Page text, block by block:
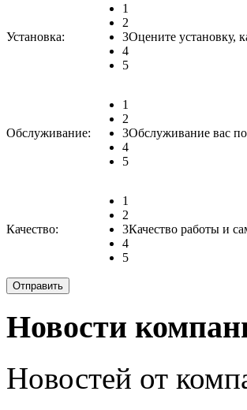
Установка:
1
2
3
4
5
Оцените установку,
Обслуживание:
1
2
3
4
5
Обслуживание вас
Качество:
1
2
3
4
5
Качество работы и
Новости
Новостей от